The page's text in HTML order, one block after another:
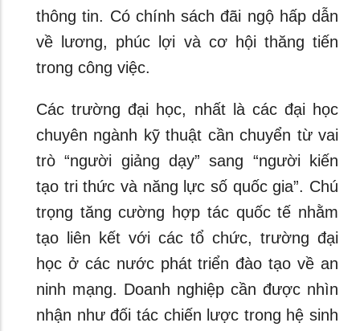
thông tin. Có chính sách đãi ngộ hấp dẫn
về lương, phúc lợi và cơ hội thăng tiến
trong công việc.
Các trường đại học, nhất là các đại học
chuyên ngành kỹ thuật cần chuyển từ vai
trò “người giảng dạy” sang “người kiến
tạo tri thức và năng lực số quốc gia”. Chú
trọng tăng cường hợp tác quốc tế nhằm
tạo liên kết với các tổ chức, trường đại
học ở các nước phát triển đào tạo về an
ninh mạng. Doanh nghiệp cần được nhìn
nhận như đối tác chiến lược trong hệ sinh